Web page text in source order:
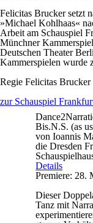
Felicitas Brucker setzt
»Michael Kohlhaas«
Arbeit am Schauspiel
Münchner
Deutschen Theater
Kammerspielen wurde
Regie Felicitas Brucker
zur Schauspiel
Bis.N.S. (as
von Ioannis
die Dresden
Details
Premiere: 28.
Dieser
Tanz mit